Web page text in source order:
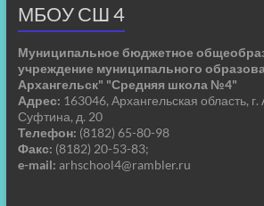
МБОУ СШ 4
Муниципальное бюджетное
учреждение муниципального
Архангельск" "Средняя школа №4"
Адрес: 163046, Архангельская область, г.
Суфтина, д. 20
Телефон: (8182) 65-80-98
Факс: (8182) 20-53-83;
e-mail: arhschool4@rambler.ru